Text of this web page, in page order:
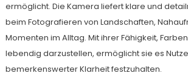
ermöglicht. Die Kamera liefert klare und
beim Fotografieren von Landschaften,
Momenten im Alltag. Mit ihrer Fähigkeit,
lebendig darzustellen, ermöglicht sie es
bemerkenswerter Klarheit festzuhalten.